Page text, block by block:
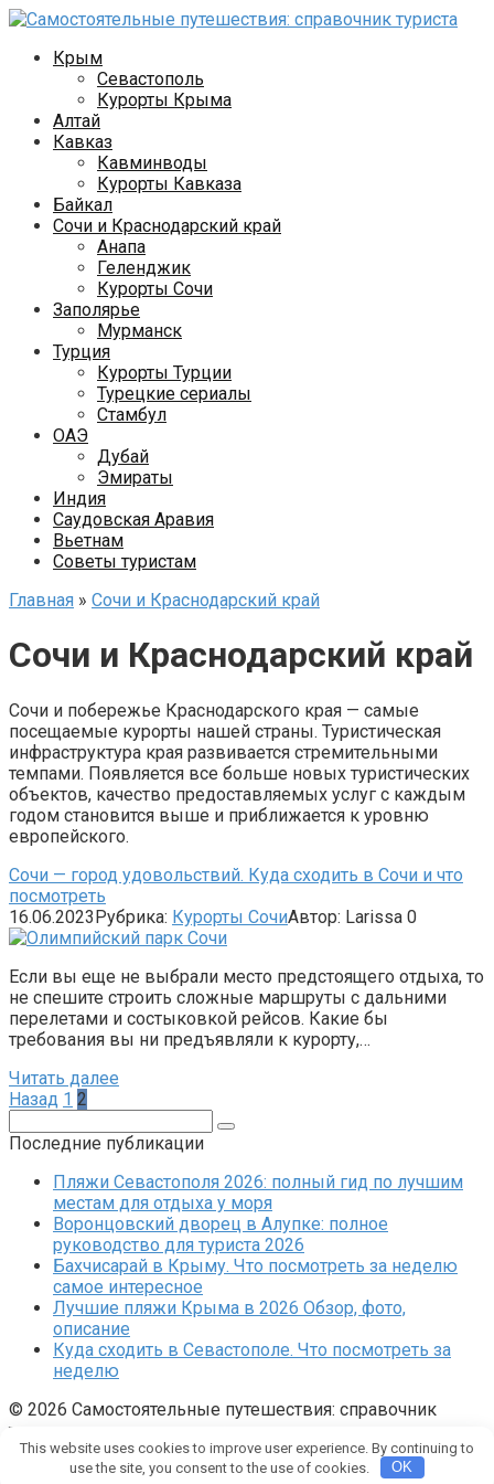
Перейти
контентуКрым
Севастополь
Курорты Крыма
Алтай
Кавказ
Кавминводы
Курорты Кавказа
Байкал
Сочи и Краснодарский край
Анапа
Геленджик
Курорты Сочи
Заполярье
Мурманск
Турция
Курорты Турции
Турецкие сериалы
Стамбул
ОАЭ
Дубай
Эмираты
Индия
Саудовская Аравия
Вьетнам
Советы туристам
Главная » Сочи и Краснодарский край
Сочи и Краснодарский край
Сочи и побережье Краснодарского края — самые
посещаемые курорты нашей страны. Туристическая
инфраструктура края развивается стремительными
темпами. Появляется все больше новых туристических
объектов, качество предоставляемых услуг с каждым
годом становится выше и приближается к уровню
европейского.
Сочи — город удовольствий. Куда сходить в Сочи и что
посмотреть
16.06.2023Рубрика: Курорты СочиАвтор: Larissa 0
Если вы еще не выбрали место предстоящего отдыха, то
не спешите строить сложные маршруты с дальними
перелетами и состыковкой рейсов. Какие бы
требования вы ни предъявляли к курорту,…
Читать далее
Пагинация
Назад 1 2
Последние публикации
Пляжи Севастополя 2026: полный гид по лучшим
местам для отдыха у моря
Воронцовский дворец в Алупке: полное
руководство для туриста 2026
Бахчисарай в Крыму. Что посмотреть за неделю
самое интересное
Лучшие пляжи Крыма в 2026 Обзор, фото,
описание
Куда сходить в Севастополе. Что посмотреть за
неделю
© 2026 Самостоятельные путешествия: справочник
туриста
Карта сайта Контакты Политика конфиденциальности
This website uses cookies to improve user experience. By continuing to
use the site, you consent to the use of cookies.
OK